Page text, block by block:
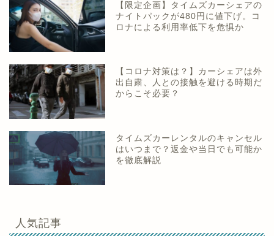
【限定企画】タイムズカーシェアの
ナイトパックが480円に値下げ。コ
ロナによる利用率低下を危惧か
【コロナ対策は？】カーシェアは外
出自粛、人との接触を避ける時期だ
からこそ必要？
タイムズカーレンタルのキャンセル
はいつまで？返金や当日でも可能か
を徹底解説
人気記事